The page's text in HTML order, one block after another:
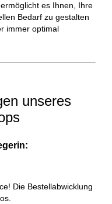
es Ihnen, Ihre
Bedarf zu gestalten
immer optimal
unseres
Die Bestellabwicklung